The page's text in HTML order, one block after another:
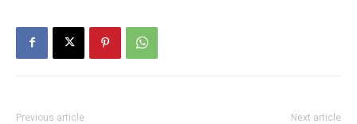
Previous article Next article